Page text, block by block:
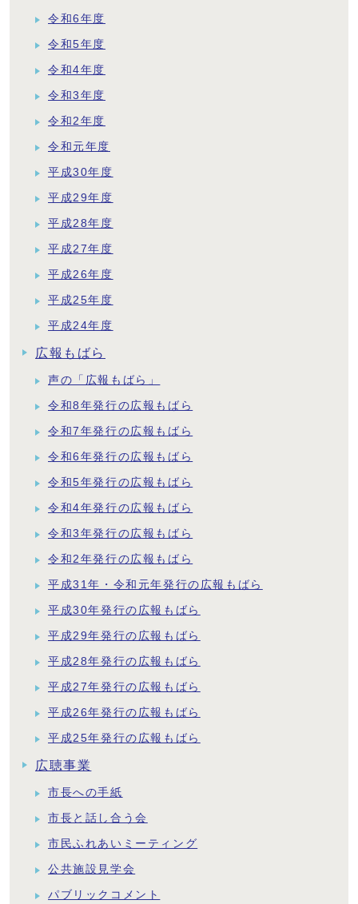
令和6年度
令和5年度
令和4年度
令和3年度
令和2年度
令和元年度
平成30年度
平成29年度
平成28年度
平成27年度
平成26年度
平成25年度
平成24年度
広報もばら
声の「広報もばら」
令和8年発行の広報もばら
令和7年発行の広報もばら
令和6年発行の広報もばら
令和5年発行の広報もばら
令和4年発行の広報もばら
令和3年発行の広報もばら
令和2年発行の広報もばら
平成31年・令和元年発行の広報もばら
平成30年発行の広報もばら
平成29年発行の広報もばら
平成28年発行の広報もばら
平成27年発行の広報もばら
平成26年発行の広報もばら
平成25年発行の広報もばら
広聴事業
市長への手紙
市長と話し合う会
市民ふれあいミーティング
公共施設見学会
パブリックコメント